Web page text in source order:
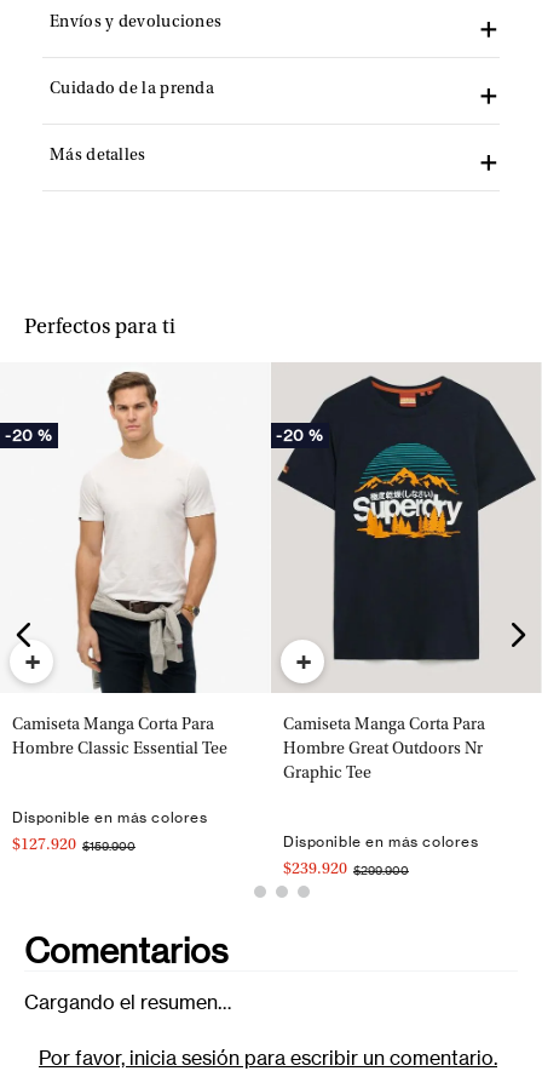
Envíos y devoluciones
Cuidado de la prenda
Más detalles
Perfectos para ti
-20 %
+
Camiseta Manga Corta Para
Hombre Classic Essential Tee
Disponible en más colores
$127.920 $159.900
-20 %
+
Camiseta Manga Corta Para
Hombre Great Outdoors Nr
Graphic Tee
Disponible en más colores
$239.920 $299.900
Comentarios
Cargando el resumen…
Por favor, inicia sesión para escribir un comentario.